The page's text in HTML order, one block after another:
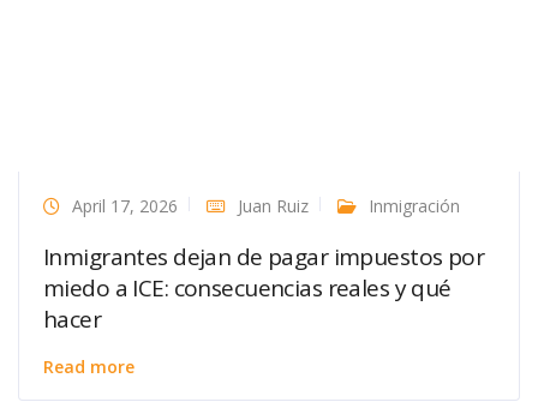
April 17, 2026 Juan Ruiz Inmigración
Inmigrantes dejan de pagar impuestos por
miedo a ICE: consecuencias reales y qué
hacer
Read more